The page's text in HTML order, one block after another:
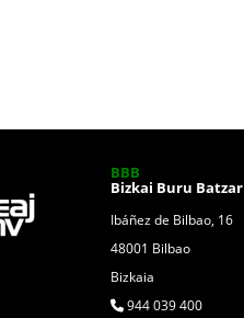
BBB
Bizkai Buru Batzar
Ibáñez de Bilbao, 16
48001 Bilbao
Bizkaia
944 039 400